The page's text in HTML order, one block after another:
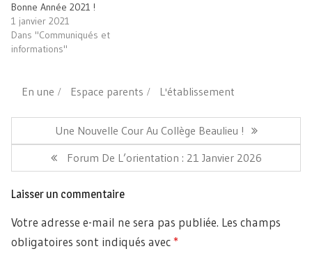
Bonne Année 2021 !
1 janvier 2021
Dans "Communiqués et
informations"
En une Espace parents L'établissement
Navigation
l’article
Article
Précédent:
Une Nouvelle Cour Au Collège Beaulieu !
Article
Suivant:
Forum De L’orientation : 21 Janvier 2026
Laisser un commentaire
Votre adresse e-mail ne sera pas publiée. Les champs
obligatoires sont indiqués avec*